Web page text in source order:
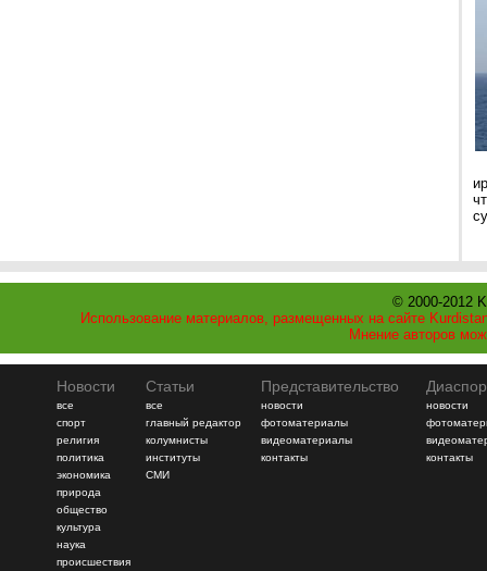
© 2000-2012
Использование материалов, размещенных на сайте
Мнение авторов
Новости
все
спорт
религия
политика
экономика
природа
общество
культура
наука
происшествия
Статьи
все
главный редактор
колумнисты
институты
СМИ
Представительство
новости
фотоматериалы
видеоматериалы
контакты
новости
контакты